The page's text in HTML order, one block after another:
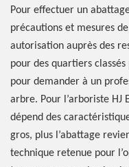
Pour effectuer un
précautions et mesures
autorisation auprès des
pour des quartiers
pour demander à un
arbre. Pour l’arboriste HJ
dépend des
gros, plus l’abattage
technique retenue pour